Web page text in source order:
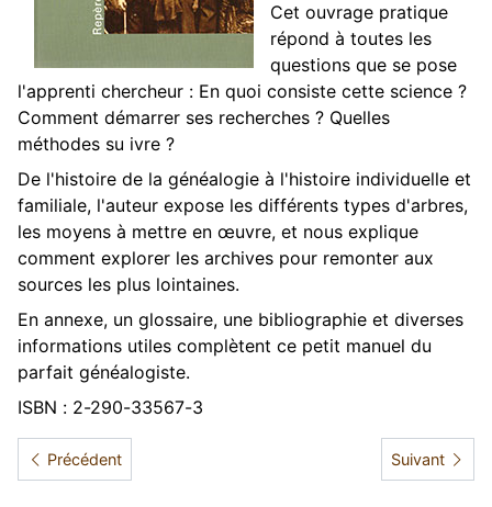
Cet ouvrage pratique
répond à toutes les
questions que se pose
l'apprenti chercheur : En quoi consiste cette science ?
Comment démarrer ses recherches ? Quelles
méthodes su ivre ?
De l'histoire de la généalogie à l'histoire individuelle et
familiale, l'auteur expose les différents types d'arbres,
les moyens à mettre en œuvre, et nous explique
comment explorer les archives pour remonter aux
sources les plus lointaines.
En annexe, un glossaire, une bibliographie et diverses
informations utiles complètent ce petit manuel du
parfait généalogiste.
ISBN : 2-290-33567-3
Article précédent : L'ABCdaire de la Généalogie
Précédent Article
Suivant